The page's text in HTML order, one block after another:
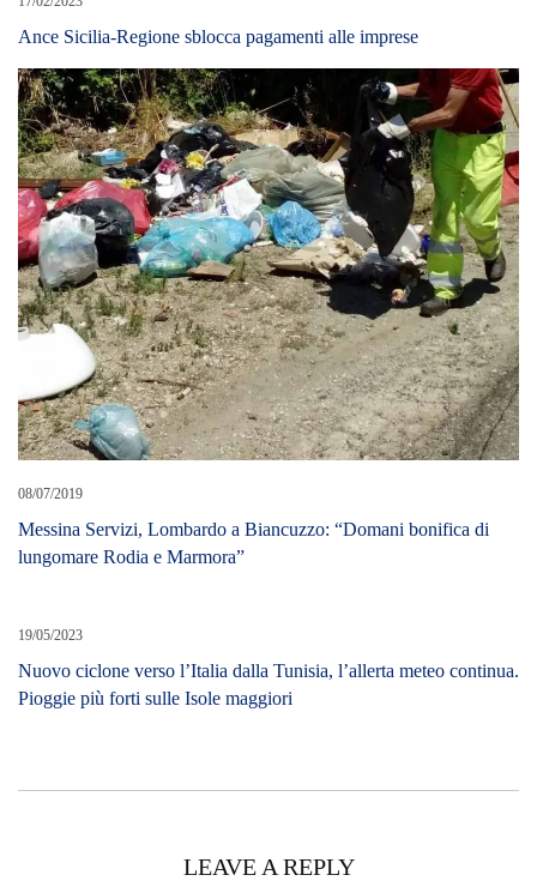
Ance Sicilia-Regione sblocca pagamenti alle imprese
08/07/2019
Messina Servizi, Lombardo a Biancuzzo: “Domani bonifica di
lungomare Rodia e Marmora”
19/05/2023
Nuovo ciclone verso l’Italia dalla Tunisia, l’allerta meteo continua.
Pioggie più forti sulle Isole maggiori
LEAVE A REPLY